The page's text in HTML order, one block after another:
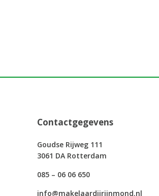
Contactgegevens
Goudse Rijweg 111
3061 DA Rotterdam
085 – 06 06 650
info@makelaardijrijnmond.nl